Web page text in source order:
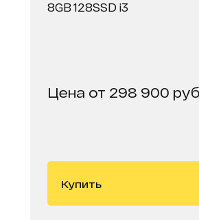
8GB 128SSD i3
Цена от 298 900
Купить